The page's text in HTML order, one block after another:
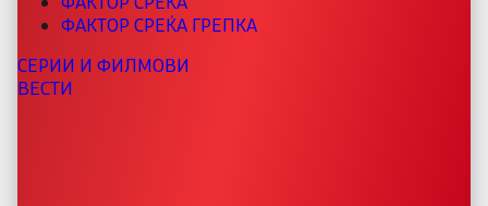
ФАКТОР СРЕЌА ГРЕПКА
СЕРИИ И ФИЛМОВИ
ВЕСТИ